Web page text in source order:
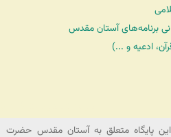
برنامه‌های آستان مقدس
ادعیه و ...)
پایگاه متعلق به آستان مقدس حضرت